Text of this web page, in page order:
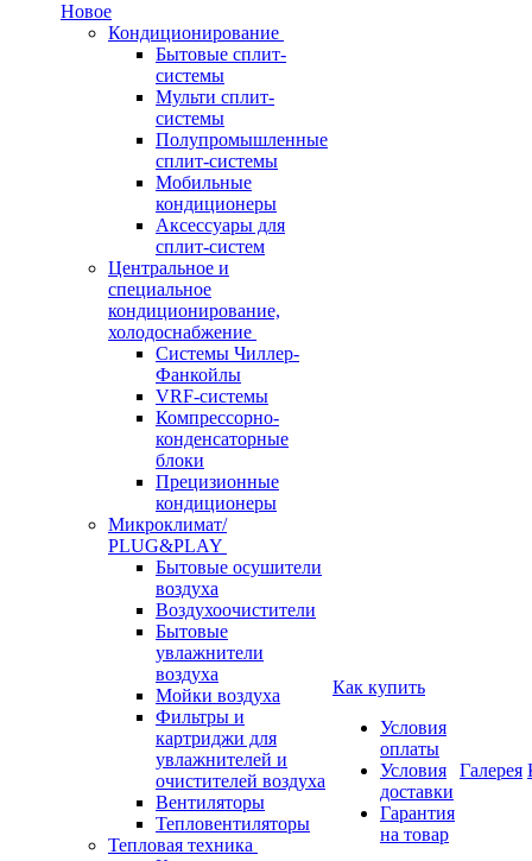
Новое
Кондиционирование
Бытовые сплит-
системы
Мульти сплит-
системы
Полупромышленные
сплит-системы
Мобильные
кондиционеры
Аксессуары для
сплит-систем
Центральное и
специальное
кондиционирование,
холодоснабжение
Системы Чиллер-
Фанкойлы
VRF-системы
Компрессорно-
конденсаторные
блоки
Прецизионные
кондиционеры
Микроклимат/
PLUG&PLAY
Бытовые осушители
воздуха
Воздухоочистители
Бытовые
увлажнители
воздуха
Мойки воздуха
Фильтры и
картриджи для
увлажнителей и
очистителей воздуха
Вентиляторы
Тепловентиляторы
Тепловая техника
Как купить
Условия
оплаты
Условия
доставки
Гарантия
на товар
Галерея